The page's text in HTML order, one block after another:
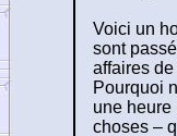
Voici un
sont
affaires
Pourquoi
une heure
choses –